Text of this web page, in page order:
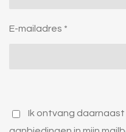
E-mailadres *
Ik ontvang